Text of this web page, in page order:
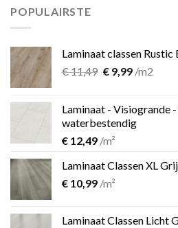
POPULAIRSTE
Laminaat classen
€11,49 Oorspronkelijke
€ 11,49.
€9,99Huidige
€ 9,99.
/m2
Laminaat - Visiogrande
waterbestendig
€ 12,49 /m²
Laminaat Classen XL
€ 10,99 /m²
Laminaat Classen Licht